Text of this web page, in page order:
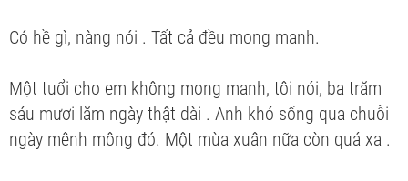
Có hề gì, nàng nói . Tất cả đều mong manh.
Một tuổi cho em không mong manh, tôi nói, ba trăm
sáu mươi lăm ngày thật dài . Anh khó sống qua chuỗi
ngày mênh mông đó. Một mùa xuân nữa còn quá xa .